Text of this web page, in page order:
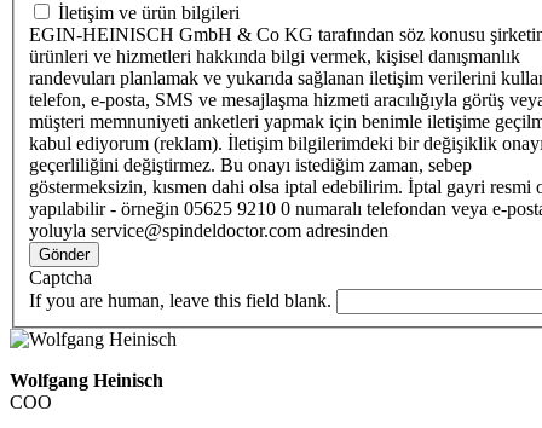
İletişim ve ürün bilgileri
EGIN-HEINISCH GmbH & Co KG tarafından söz konusu
ürünleri ve hizmetleri hakkında bilgi vermek, kişisel danışmanlık
randevuları planlamak ve yukarıda sağlanan iletişim verilerini
telefon, e-posta, SMS ve mesajlaşma hizmeti aracılığıyla görüş
müşteri memnuniyeti anketleri yapmak için benimle iletişime
kabul ediyorum (reklam). İletişim bilgilerimdeki bir değişiklik
geçerliliğini değiştirmez. Bu onayı istediğim zaman, sebep
göstermeksizin, kısmen dahi olsa iptal edebilirim. İptal gayri resmi
yapılabilir - örneğin 05625 9210 0 numaralı telefondan veya e-
yoluyla service@spindeldoctor.com adresinden
Gönder
Captcha
If you are human, leave this field blank.
Wolfgang Heinisch
COO